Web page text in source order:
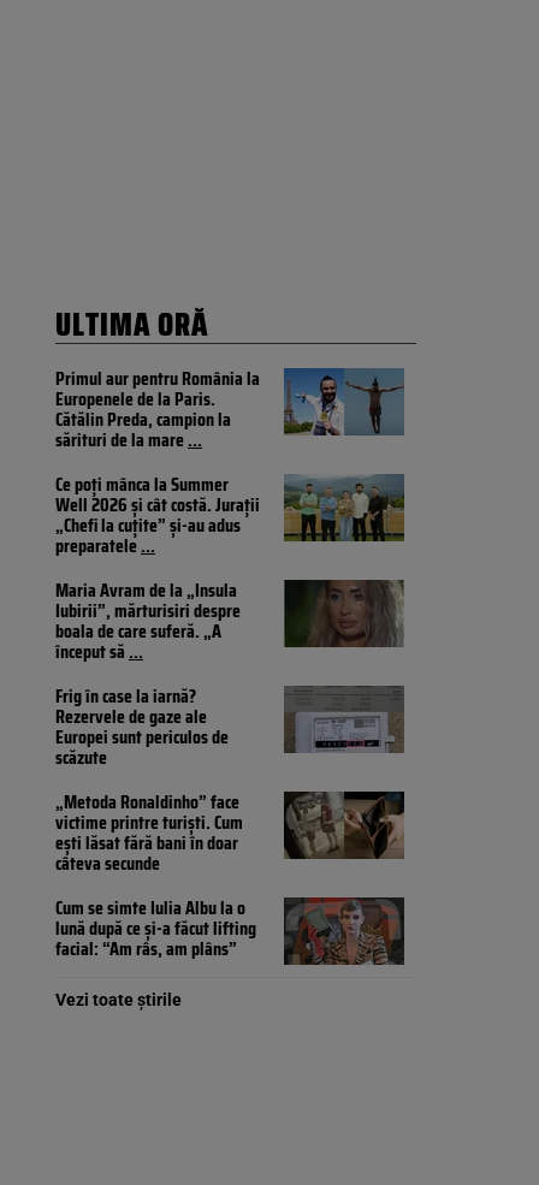
ULTIMA ORĂ
Primul aur pentru România la
Europenele de la Paris.
Cătălin Preda, campion la
sărituri de la mare...
Ce poți mânca la Summer
Well 2026 și cât costă. Jurații
„Chefi la cuțite” și-au adus
preparatele...
Maria Avram de la „Insula
Iubirii”, mărturisiri despre
boala de care suferă. „A
început să...
Frig în case la iarnă?
Rezervele de gaze ale
Europei sunt periculos de
scăzute
„Metoda Ronaldinho” face
victime printre turiști. Cum
ești lăsat fără bani în doar
câteva secunde
Cum se simte Iulia Albu la o
lună după ce și-a făcut lifting
facial: “Am râs, am plâns”
Vezi toate știrile